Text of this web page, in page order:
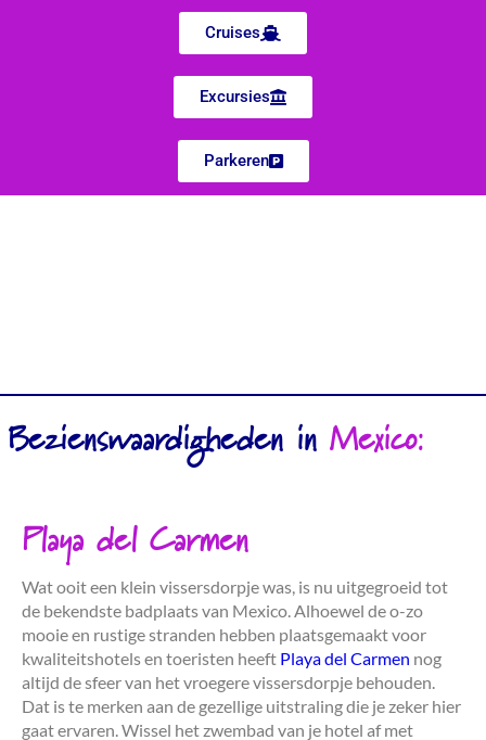
Cruises
Excursies
Parkeren
Bezienswaardigheden in Mexico:
Playa del Carmen
Wat ooit een klein vissersdorpje was, is nu uitgegroeid tot
de bekendste badplaats van Mexico. Alhoewel de o-zo
mooie en rustige stranden hebben plaatsgemaakt voor
kwaliteitshotels en toeristen heeft Playa del Carmen nog
altijd de sfeer van het vroegere vissersdorpje behouden.
Dat is te merken aan de gezellige uitstraling die je zeker hier
gaat ervaren. Wissel het zwembad van je hotel af met